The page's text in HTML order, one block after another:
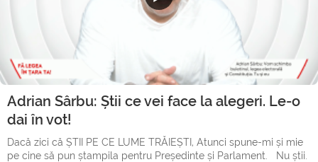
Adrian Sârbu: Știi ce vei face la alegeri. Le-o
dai în vot!
Dacă zici că ȘTII PE CE LUME TRĂIEȘTI, Atunci spune-mi și mie
pe cine să pun ștampila pentru Președinte și Parlament. Nu știi.